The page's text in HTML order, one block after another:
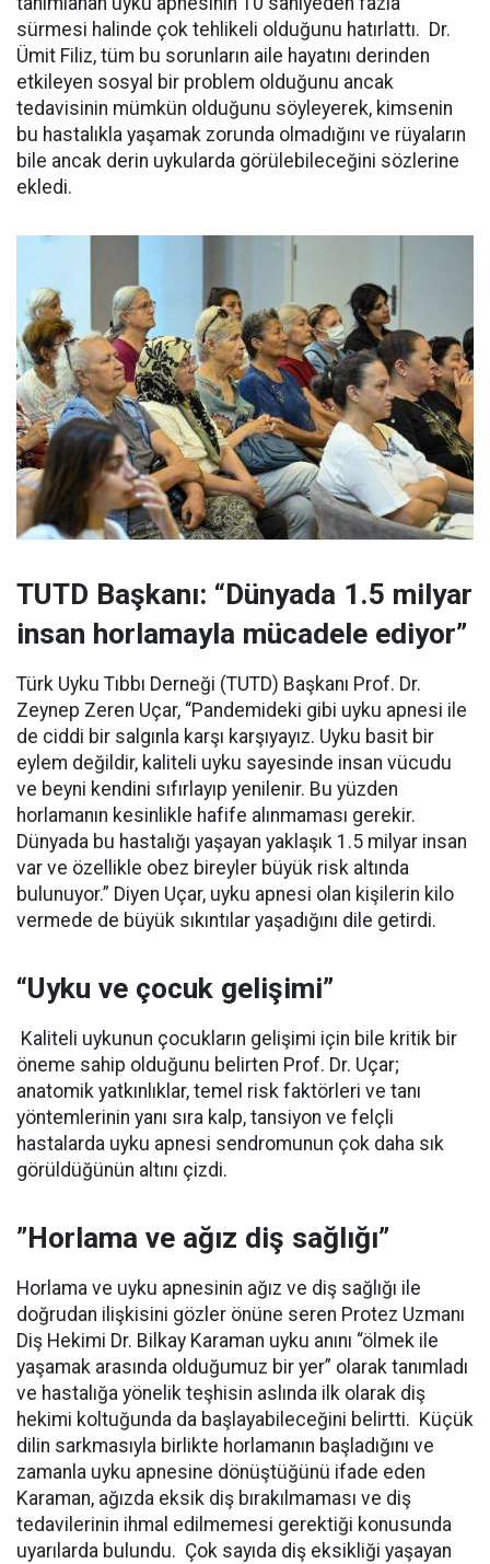
sürmesi halinde çok tehlikeli olduğunu hatırlattı. Dr.
Ümit Filiz, tüm bu sorunların aile hayatını derinden
etkileyen sosyal bir problem olduğunu ancak
tedavisinin mümkün olduğunu söyleyerek, kimsenin
bu hastalıkla yaşamak zorunda olmadığını ve rüyaların
bile ancak derin uykularda görülebileceğini sözlerine
ekledi.
TUTD Başkanı: “Dünyada 1.5 milyar
insan horlamayla mücadele ediyor”
Türk Uyku Tıbbı Derneği (TUTD) Başkanı Prof. Dr.
Zeynep Zeren Uçar, “Pandemideki gibi uyku apnesi ile
de ciddi bir salgınla karşı karşıyayız. Uyku basit bir
eylem değildir, kaliteli uyku sayesinde insan vücudu
ve beyni kendini sıfırlayıp yenilenir. Bu yüzden
horlamanın kesinlikle hafife alınmaması gerekir.
Dünyada bu hastalığı yaşayan yaklaşık 1.5 milyar insan
var ve özellikle obez bireyler büyük risk altında
bulunuyor.” Diyen Uçar, uyku apnesi olan kişilerin kilo
vermede de büyük sıkıntılar yaşadığını dile getirdi.
“Uyku ve çocuk gelişimi”
Kaliteli uykunun çocukların gelişimi için bile kritik bir
öneme sahip olduğunu belirten Prof. Dr. Uçar;
anatomik yatkınlıklar, temel risk faktörleri ve tanı
yöntemlerinin yanı sıra kalp, tansiyon ve felçli
hastalarda uyku apnesi sendromunun çok daha sık
görüldüğünün altını çizdi.
”Horlama ve ağız diş sağlığı”
Horlama ve uyku apnesinin ağız ve diş sağlığı ile
doğrudan ilişkisini gözler önüne seren Protez Uzmanı
Diş Hekimi Dr. Bilkay Karaman uyku anını “ölmek ile
yaşamak arasında olduğumuz bir yer” olarak tanımladı
ve hastalığa yönelik teşhisin aslında ilk olarak diş
hekimi koltuğunda da başlayabileceğini belirtti. Küçük
dilin sarkmasıyla birlikte horlamanın başladığını ve
zamanla uyku apnesine dönüştüğünü ifade eden
Karaman, ağızda eksik diş bırakılmaması ve diş
tedavilerinin ihmal edilmemesi gerektiği konusunda
uyarılarda bulundu. Çok sayıda diş eksikliği yaşayan